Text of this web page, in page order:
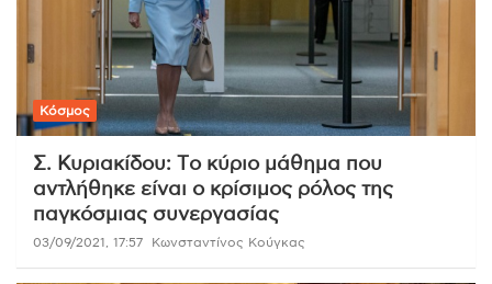
Κόσμος
Σ. Κυριακίδου: Tο κύριο μάθημα που
αντλήθηκε είναι ο κρίσιμος ρόλος της
παγκόσμιας συνεργασίας
03/09/2021, 17:57 Κωνσταντίνος Κούγκας